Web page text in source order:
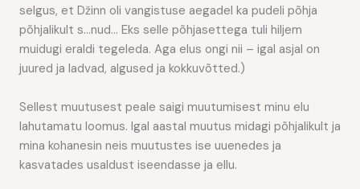
selgus, et Džinn oli vangistuse aegadel ka pudeli põhja
põhjalikult s…nud… Eks selle põhjasettega tuli hiljem
muidugi eraldi tegeleda. Aga elus ongi nii – igal asjal on
juured ja ladvad, algused ja kokkuvõtted.)
Sellest muutusest peale saigi muutumisest minu elu
lahutamatu loomus. Igal aastal muutus midagi põhjalikult ja
mina kohanesin neis muutustes ise uuenedes ja
kasvatades usaldust iseendasse ja ellu.